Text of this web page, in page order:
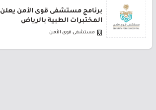
برنامج مستشفى قوى الأمن
المختبرات الطبية بالرياض
مستشفى قوى الأمن